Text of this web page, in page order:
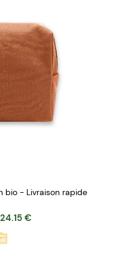
bio - Livraison rapide
24.15 €